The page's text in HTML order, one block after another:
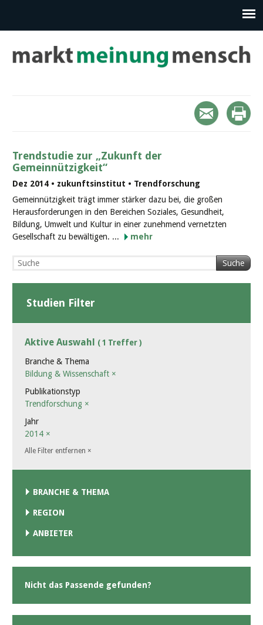
Trendstudie zur „Zukunft der
Gemeinnützigkeit“
Dez 2014 • zukunftsinstitut • Trendforschung
Gemeinnützigkeit trägt immer stärker dazu bei, die großen
Herausforderungen in den Bereichen Soziales, Gesundheit,
Bildung, Umwelt und Kultur in einer zunehmend vernetzten
Gesellschaft zu bewältigen. ...
mehr
Suche
Studien Filter
Aktive Auswahl ( 1 Treffer )
Branche & Thema
Bildung & Wissenschaft ×
Publikationstyp
Trendforschung ×
Jahr
2014 ×
Alle Filter entfernen ×
BRANCHE & THEMA
REGION
ANBIETER
Nicht das Passende gefunden?